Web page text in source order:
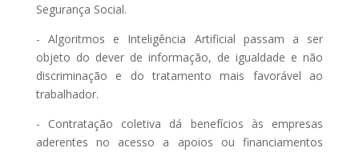
Segurança Social.
- Algoritmos e Inteligência Artificial passam a ser
objeto do dever de informação, de igualdade e não
discriminação e do tratamento mais favorável ao
trabalhador.
- Contratação coletiva dá benefícios às empresas
aderentes no acesso a apoios ou financiamentos